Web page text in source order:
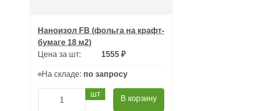
Наноизол FB (фольга на крафт-
бумаге 18 м2)
Цена за шт:
1555 ₽
На складе: по запросу
шт
В корзину